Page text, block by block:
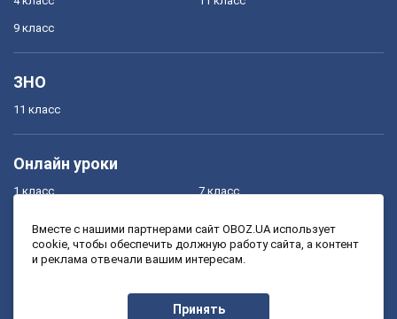
9 класс
ЗНО
11 класс
Онлайн уроки
1 класс
3 класс
7 класс
9 класс
Вместе с нашими партнерами сайт OBOZ.UA использует
cookie, чтобы обеспечить должную работу сайта, а контент
и реклама отвечали вашим интересам.
Принять